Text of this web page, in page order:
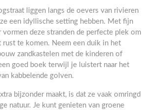
liggen langs de oevers van rivieren
een idyllische setting hebben. Met fijn
vormen deze stranden de perfecte plek om
rust te komen. Neem een duik in het
zandkastelen met de kinderen of
goed boek terwijl je luistert naar het
kabbelende golven.
bijzonder maakt, is dat ze vaak omringd
natuur. Je kunt genieten van groene